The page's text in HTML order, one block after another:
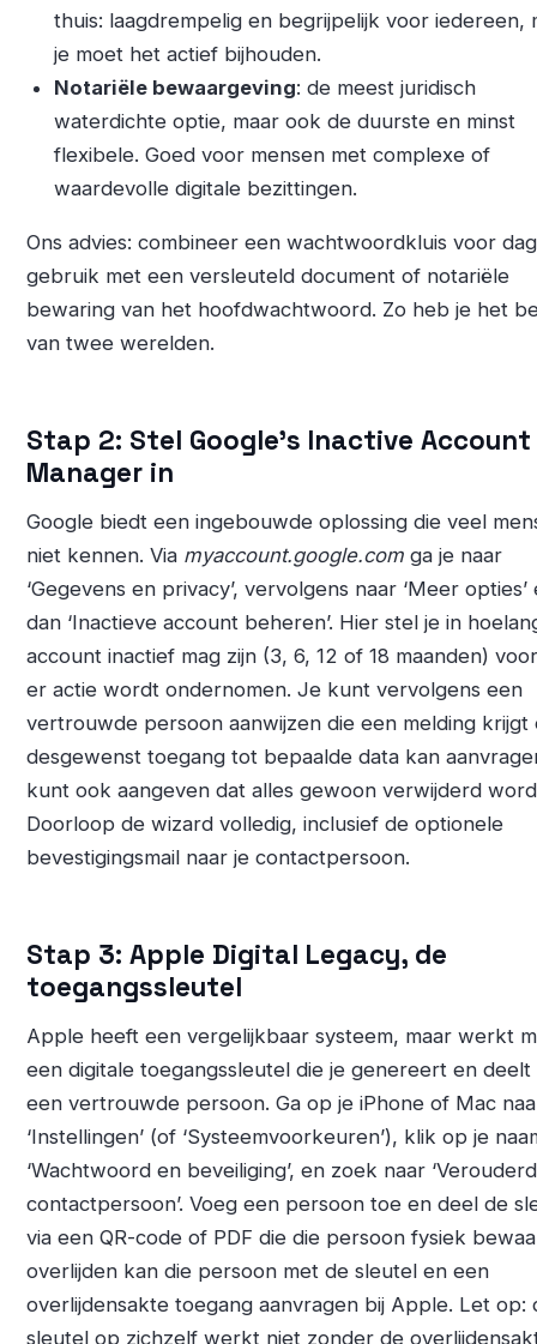
thuis: laagdrempelig en begrijpelijk voor iedereen,
je moet het actief bijhouden.
Notariële bewaargeving: de meest juridisch
waterdichte optie, maar ook de duurste en minst
flexibele. Goed voor mensen met complexe of
waardevolle digitale bezittingen.
Ons advies: combineer een wachtwoordkluis voor
gebruik met een versleuteld document of notariële
bewaring van het hoofdwachtwoord. Zo heb je het
van twee werelden.
Stap 2: Stel Google’s Inactive Account
Manager in
Google biedt een ingebouwde oplossing die veel
niet kennen. Via myaccount.google.com ga je naar
‘Gegevens en privacy’, vervolgens naar ‘Meer opties’
dan ‘Inactieve account beheren’. Hier stel je in
account inactief mag zijn (3, 6, 12 of 18 maanden)
er actie wordt ondernomen. Je kunt vervolgens een
vertrouwde persoon aanwijzen die een melding krijgt
desgewenst toegang tot bepaalde data kan
kunt ook aangeven dat alles gewoon verwijderd
Doorloop de wizard volledig, inclusief de optionele
bevestigingsmail naar je contactpersoon.
Stap 3: Apple Digital Legacy, de
toegangssleutel
Apple heeft een vergelijkbaar systeem, maar werkt
een digitale toegangssleutel die je genereert en deelt
een vertrouwde persoon. Ga op je iPhone of Mac
‘Instellingen’ (of ‘Systeemvoorkeuren’), klik op je
‘Wachtwoord en beveiliging’, en zoek naar
contactpersoon’. Voeg een persoon toe en deel de
via een QR-code of PDF die die persoon fysiek
overlijden kan die persoon met de sleutel en een
overlijdensakte toegang aanvragen bij Apple. Let op:
sleutel op zichzelf werkt niet zonder de